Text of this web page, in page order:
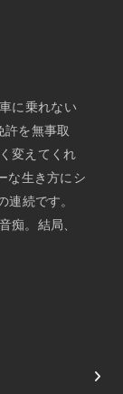
に乗れない
を無事取
変えてくれ
な生き方にシ
連続です。
痴。結局、